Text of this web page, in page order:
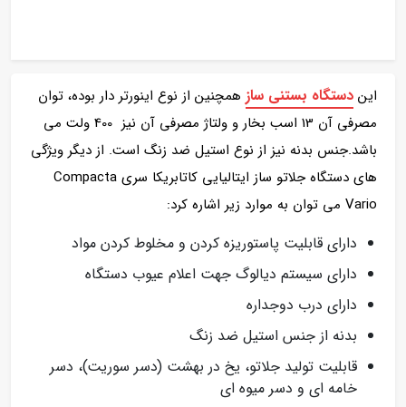
این دستگاه بستنی ساز همچنین از نوع اینورتر دار بوده، توان
مصرفی آن 13 اسب بخار و ولتاژ مصرفی آن نیز 400 ولت می
باشد.جنس بدنه نیز از نوع استیل ضد زنگ است. از دیگر ویژگی
های دستگاه جلاتو ساز ایتالیایی کاتابریکا سری Compacta
Vario می توان به موارد زیر اشاره کرد:
دارای قابلیت پاستوریزه کردن و مخلوط کردن مواد
دارای سیستم دیالوگ جهت اعلام عیوب دستگاه
دارای درب دوجداره
بدنه از جنس استیل ضد زنگ
قابلیت تولید جلاتو، یخ در بهشت (دسر سوریت)، دسر
خامه ای و دسر میوه ای